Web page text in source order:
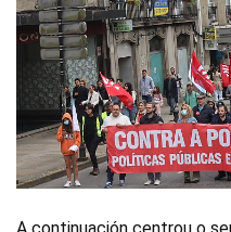
A continuación centrou o